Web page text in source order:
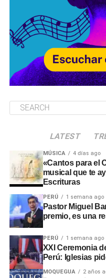
LATEST
MÚSICA 4 días ago
«Cantos para el
musical que te
Escrituras
PERÚ 1 semana ago
Pastor Miguel
premio, es una
PERÚ 1 semana ago
XXI Ceremonia
Perú: Iglesias
MOQUEGUA 2 años